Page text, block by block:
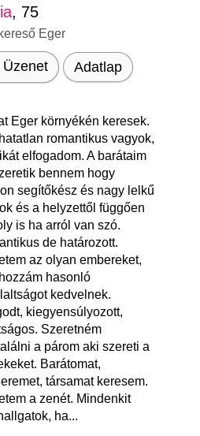
, 75
Eger
Üzenet Adatlap
Eger környékén keresek.
romantikus vagyok,
elfogadom. A barátaim
bennem hogy
segítőkész és nagy lelkű
és a helyzettől függően
is ha arról van szó.
de határozott.
az olyan embereket,
hasonló
kedvelnek.
kiegyensúlyozott,
Szeretném
a párom aki szereti a
Barátomat,
társamat keresem.
a zenét. Mindenkit
ha...